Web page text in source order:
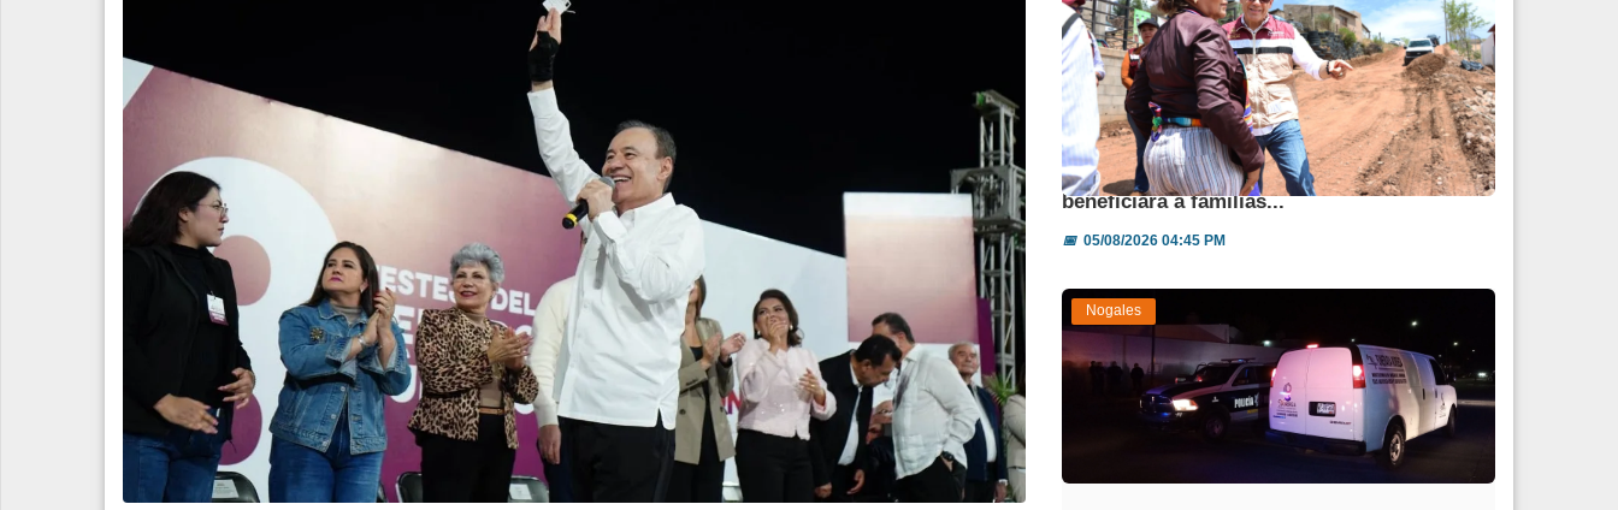
Avanza obra de pavimentación que
beneficiará a familias...
📅05/08/2026 04:45 PM
Nogales